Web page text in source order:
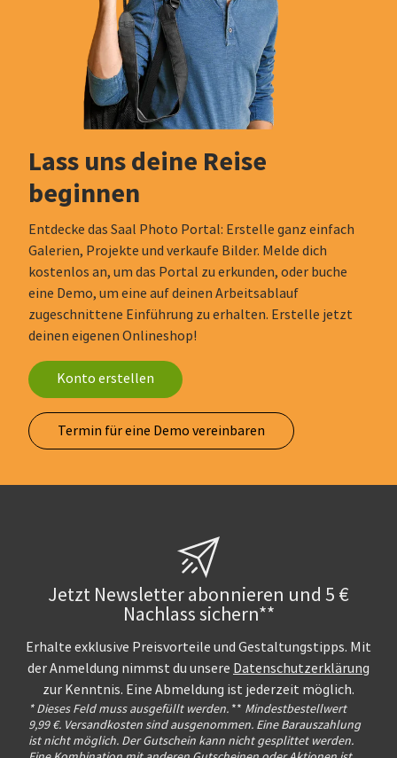
Lass uns deine Reise
beginnen
Entdecke das Saal Photo Portal: Erstelle ganz einfach
Galerien, Projekte und verkaufe Bilder. Melde dich
kostenlos an, um das Portal zu erkunden, oder buche
eine Demo, um eine auf deinen Arbeitsablauf
zugeschnittene Einführung zu erhalten. Erstelle jetzt
deinen eigenen Onlineshop!
Konto erstellen
Termin für eine Demo vereinbaren
Jetzt Newsletter abonnieren und 5 €
Nachlass sichern**
Erhalte exklusive Preisvorteile und Gestaltungstipps. Mit
der Anmeldung nimmst du unsere Datenschutzerklärung
zur Kenntnis. Eine Abmeldung ist jederzeit möglich.
* Dieses Feld muss ausgefüllt werden. ** Mindestbestellwert
9,99 €. Versandkosten sind ausgenommen. Eine Barauszahlung
ist nicht möglich. Der Gutschein kann nicht gesplittet werden.